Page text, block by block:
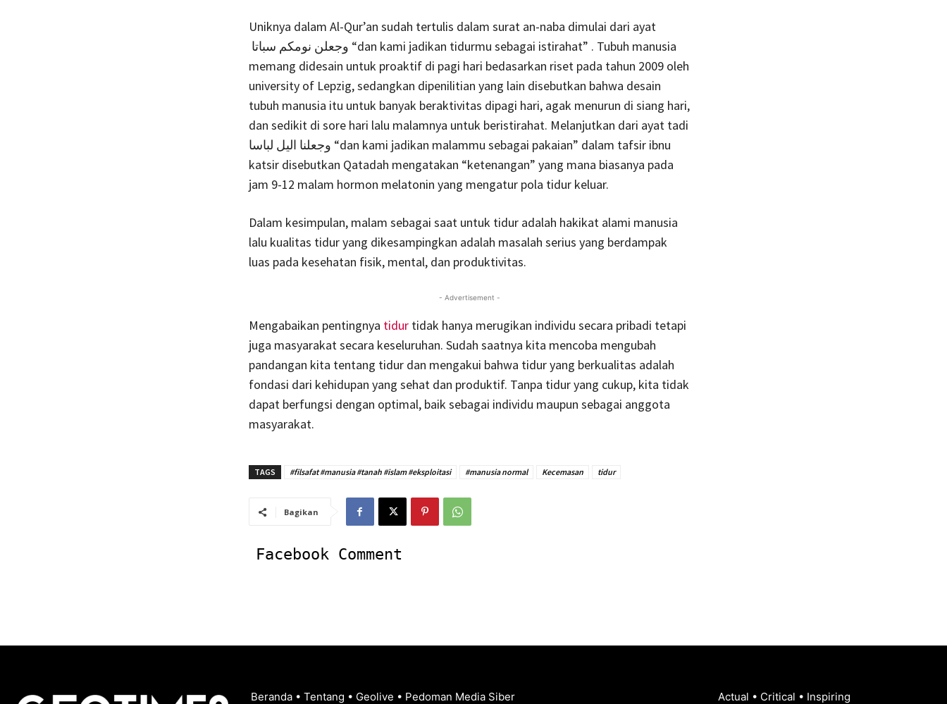
Uniknya dalam Al-Qur’an sudah tertulis dalam surat an-naba dimulai dari ayat
memang didesain untuk proaktif di pagi hari bedasarkan riset pada tahun 2009 oleh
university of Lepzig, sedangkan dipenilitian yang lain disebutkan bahwa desain
tubuh manusia itu untuk banyak beraktivitas dipagi hari, agak menurun di siang hari,
dan sedikit di sore hari lalu malamnya untuk beristirahat. Melanjutkan dari ayat tadi
وجعلنا اليل لباسا “dan kami jadikan malammu sebagai pakaian” dalam tafsir ibnu
katsir disebutkan Qatadah mengatakan “ketenangan” yang mana biasanya pada
jam 9-12 malam hormon melatonin yang mengatur pola tidur keluar.
Dalam kesimpulan, malam sebagai saat untuk tidur adalah hakikat alami manusia
lalu kualitas tidur yang dikesampingkan adalah masalah serius yang berdampak
luas pada kesehatan fisik, mental, dan produktivitas.
- Advertisement -
Mengabaikan pentingnya tidurtidak hanya merugikan individu secara pribadi tetapi
juga masyarakat secara keseluruhan. Sudah saatnya kita mencoba mengubah
pandangan kita tentang tidur dan mengakui bahwa tidur yang berkualitas adalah
fondasi dari kehidupan yang sehat dan produktif. Tanpa tidur yang cukup, kita tidak
dapat berfungsi dengan optimal, baik sebagai individu maupun sebagai anggota
masyarakat.
TAGS #filsafat #manusia #tanah #islam #eksploitasi #manusia normal Kecemasan tidur
Bagikan
Facebook Comment
Beranda • Tentang • Geolive • Pedoman Media Siber Actual • Critical • Inspiring